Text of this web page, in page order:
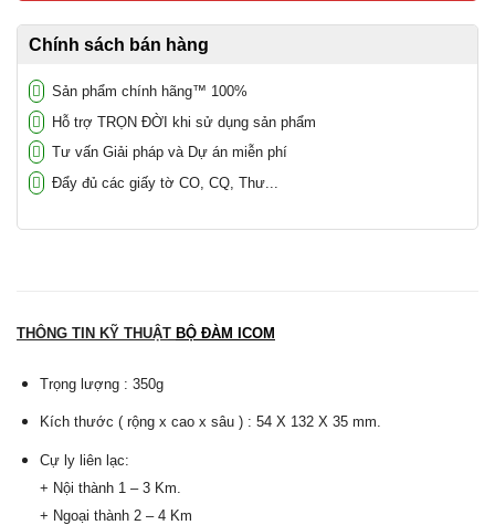
Chính sách bán hàng
Sản phẩm chính hãng™ 100%
Hỗ trợ TRỌN ĐỜI khi sử dụng sản phẩm
Tư vấn Giải pháp và Dự án miễn phí
Đẩy đủ các giấy tờ CO, CQ, Thư...
THÔNG TIN KỸ THUẬT BỘ ĐÀM ICOM
Trọng lượng : 350g
Kích thước ( rộng x cao x sâu ) : 54 X 132 X 35 mm.
Cự ly liên lạc:
+ Nội thành 1 – 3 Km.
+ Ngoại thành 2 – 4 Km